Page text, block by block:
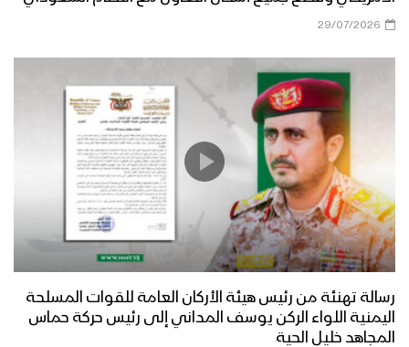
29/07/2026
رسالة تهنئة من رئيس هيئة الأركان العامة للقوات المسلحة
اليمنية اللواء الركن يوسف المداني إلى رئيس حركة حماس
المجاهد خليل الحية